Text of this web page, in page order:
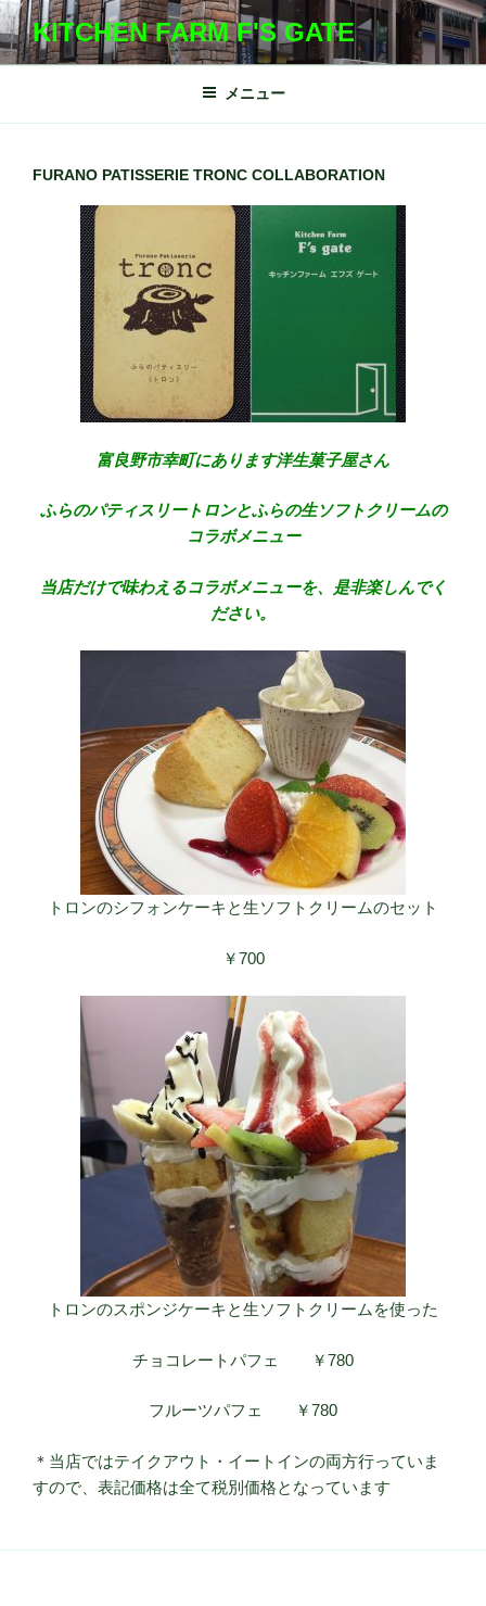
コ
ン
テ
KITCHEN FARM F'S GATE
メニュー
FURANO PATISSERIE TRONC COLLABORATION
富良野市幸町にあります洋生菓子屋さん
ふらのパティスリートロンとふらの生ソフトクリームの
コラボメニュー
当店だけで味わえるコラボメニューを、是非楽しんでく
ださい。
トロンのシフォンケーキと生ソフトクリームのセット
￥700
トロンのスポンジケーキと生ソフトクリームを使った
チョコレートパフェ ￥780
フルーツパフェ ￥780
＊当店ではテイクアウト・イートインの両方行っていま
すので、表記価格は全て税別価格となっています